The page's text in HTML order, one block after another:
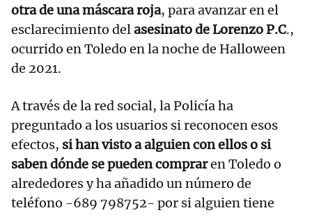
otra de una máscara roja, para avanzar en el
esclarecimiento delasesinato de Lorenzo P.C.,
ocurrido en Toledo en la noche de Halloween
de 2021.
A través de la red social, la Policía ha
preguntado a los usuarios si reconocen esos
efectos, si han visto a alguien con ellos o si
saben dónde se pueden compraren Toledo o
alrededores y ha añadido un número de
teléfono -689 798752- por si alguien tiene